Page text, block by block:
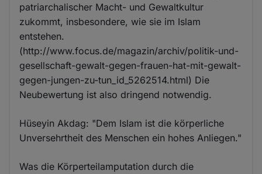
patriarchalischer Macht- und Gewaltkultur
zukommt, insbesondere, wie sie im Islam
entstehen.
(http://www.focus.de/magazin/archiv/politik-und-
gesellschaft-gewalt-gegen-frauen-hat-mit-gewalt-
gegen-jungen-zu-tun_id_5262514.html) Die
Neubewertung ist also dringend notwendig.
Hüseyin Akdag: "Dem Islam ist die körperliche
Unversehrtheit des Menschen ein hohes Anliegen."
Was die Körperteilamputation durch die